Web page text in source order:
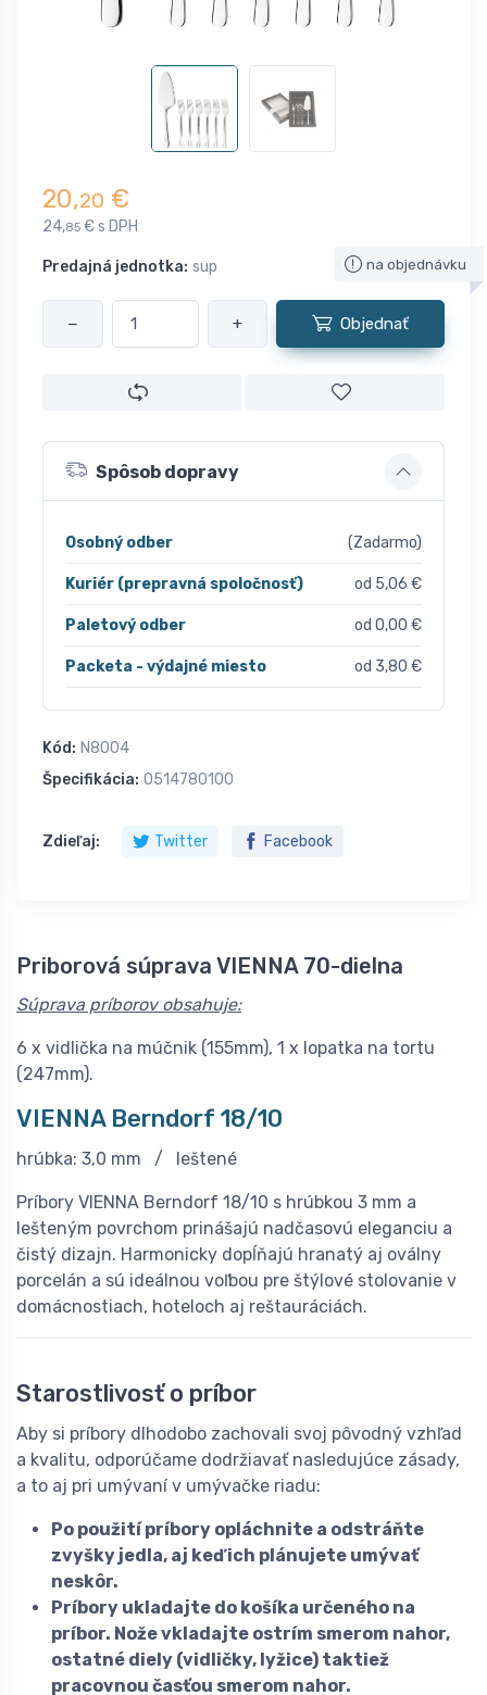
20,20 €
24,85 € s DPH
Predajná jednotka: sup na objednávku
− + Objednať
Spôsob dopravy
Osobný odber (Zadarmo)
Kuriér (prepravná spoločnosť) od 5,06 €
Paletový odber od 0,00 €
Packeta - výdajné miesto od 3,80 €
Kód: N8004
Špecifikácia: 0514780100
Zdieľaj: Twitter Facebook
Priborová súprava VIENNA 70-dielna
Súprava príborov obsahuje:
6 x vidlička na múčnik (155mm), 1 x lopatka na tortu
(247mm).
VIENNA Berndorf 18/10
hrúbka: 3,0 mm / leštené
Príbory VIENNA Berndorf 18/10 s hrúbkou 3 mm a
lešteným povrchom prinášajú nadčasovú eleganciu a
čistý dizajn. Harmonicky dopĺňajú hranatý aj oválny
porcelán a sú ideálnou voľbou pre štýlové stolovanie v
domácnostiach, hoteloch aj reštauráciách.
Starostlivosť o príbor
Aby si príbory dlhodobo zachovali svoj pôvodný vzhľad
a kvalitu, odporúčame dodržiavať nasledujúce zásady,
a to aj pri umývaní v umývačke riadu:
Po použití príbory opláchnite a odstráňte
zvyšky jedla, aj keď ich plánujete umývať
neskôr.
Príbory ukladajte do košíka určeného na
príbor. Nože vkladajte ostrím smerom nahor,
ostatné diely (vidličky, lyžice) taktiež
pracovnou časťou smerom nahor.